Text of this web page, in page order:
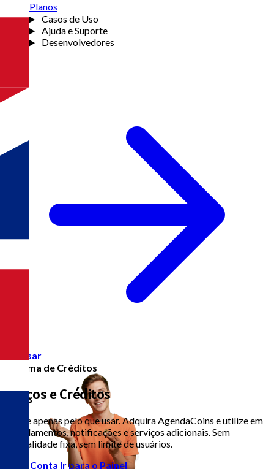
Planos
Casos de Uso
Ajuda e Suporte
Desenvolvedores
Acessar
Sistema de Créditos
Preços e Créditos
Pague apenas pelo que usar. Adquira AgendaCoins e utilize em
agendamentos, notificações e serviços adicionais. Sem
mensalidade fixa, sem limite de usuários.
Criar Conta Ir para o Painel